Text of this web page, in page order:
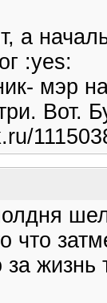
а
:yes:
мэр
Вот.
что
жизнь